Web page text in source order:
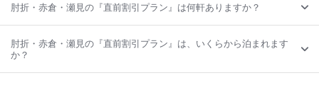
肘折・赤倉・瀬見の『直前割引プラン』は何軒ありますか？
肘折・赤倉・瀬見の『直前割引プラン』は、いくらから泊まれます
か？